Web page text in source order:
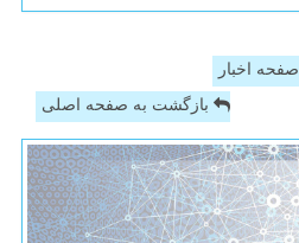
صفحه اخبار
بازگشت به صفحه اصلی